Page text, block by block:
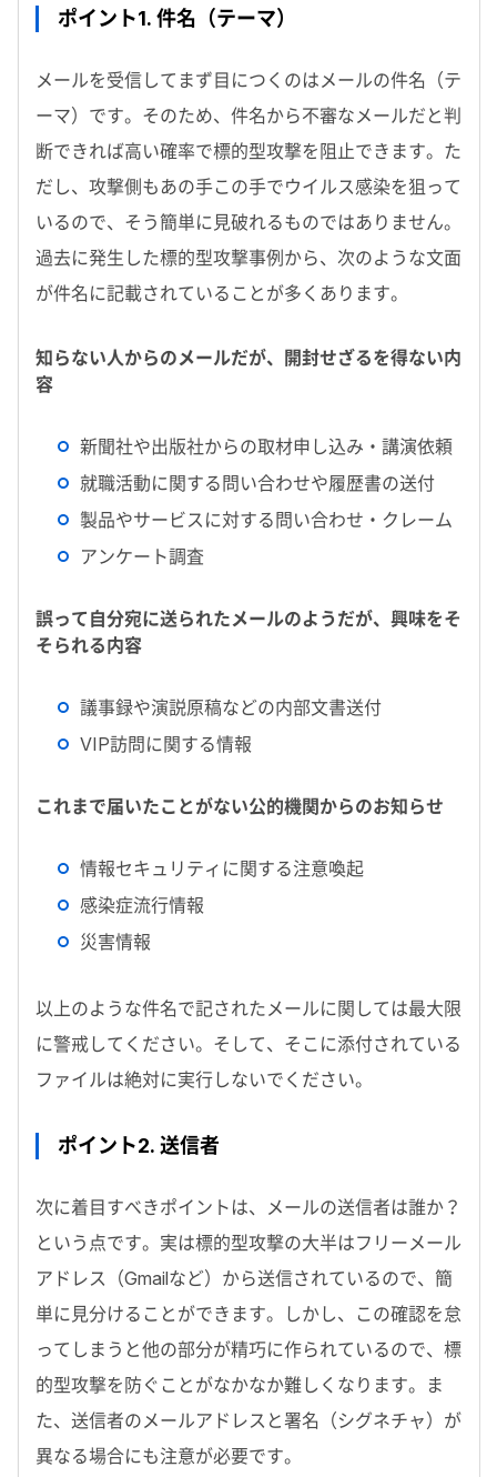
ポイント1. 件名（テーマ）
メールを受信してまず目につくのはメールの件名（テ
ーマ）です。そのため、件名から不審なメールだと判
断できれば高い確率で標的型攻撃を阻止できます。た
だし、攻撃側もあの手この手でウイルス感染を狙って
いるので、そう簡単に見破れるものではありません。
過去に発生した標的型攻撃事例から、次のような文面
が件名に記載されていることが多くあります。
知らない人からのメールだが、開封せざるを得ない内
容
新聞社や出版社からの取材申し込み・講演依頼
就職活動に関する問い合わせや履歴書の送付
製品やサービスに対する問い合わせ・クレーム
アンケート調査
誤って自分宛に送られたメールのようだが、興味をそ
そられる内容
議事録や演説原稿などの内部文書送付
VIP訪問に関する情報
これまで届いたことがない公的機関からのお知らせ
情報セキュリティに関する注意喚起
感染症流行情報
災害情報
以上のような件名で記されたメールに関しては最大限
に警戒してください。そして、そこに添付されている
ファイルは絶対に実行しないでください。
ポイント2. 送信者
次に着目すべきポイントは、メールの送信者は誰か？
という点です。実は標的型攻撃の大半はフリーメール
アドレス（Gmailなど）から送信されているので、簡
単に見分けることができます。しかし、この確認を怠
ってしまうと他の部分が精巧に作られているので、標
的型攻撃を防ぐことがなかなか難しくなります。ま
た、送信者のメールアドレスと署名（シグネチャ）が
異なる場合にも注意が必要です。